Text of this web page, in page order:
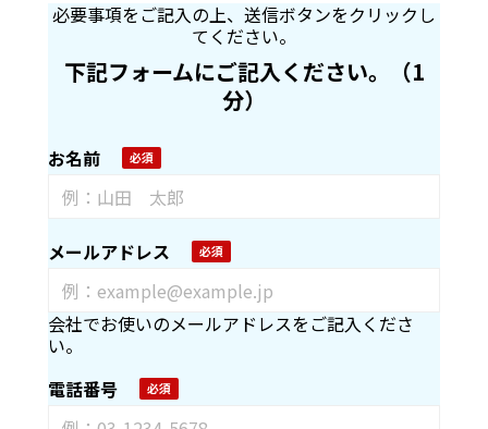
必要事項をご記入の上、送信ボタンをクリックし
てください。
下記フォームにご記入ください。（1
分）
お名前
メールアドレス
会社でお使いのメールアドレスをご記入くださ
い。
電話番号